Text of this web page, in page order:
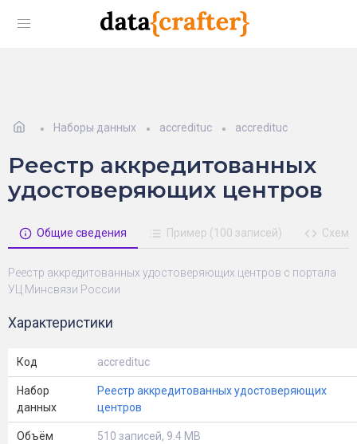
Наборы данных accredituc accredituc
Реестр аккредитованных
удостоверяющих центров
Общие сведения Пример (100 записей) Схема
Реестр аккредитованных удостоверяющих центров с портала
УЦ Минсвязи России
Характеристики
Код accredituc
Набор
данных
Реестр аккредитованных удостоверяющих
центров
Объём 510 записей, 9.4 MB